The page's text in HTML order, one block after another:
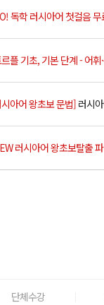
독학 러시아어 첫걸음
플 기초, 기본 단계 - 어휘
아어 왕초보 문법]러시
러시아어 왕초보탈출
단체수강